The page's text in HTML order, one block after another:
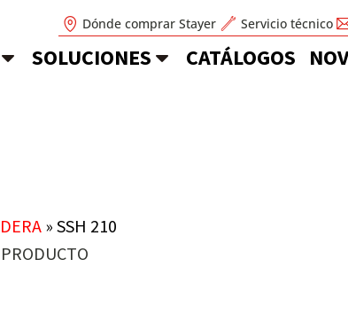
Dónde comprar Stayer Servicio técnico
SOLUCIONES CATÁLOGOS
» SSH 210